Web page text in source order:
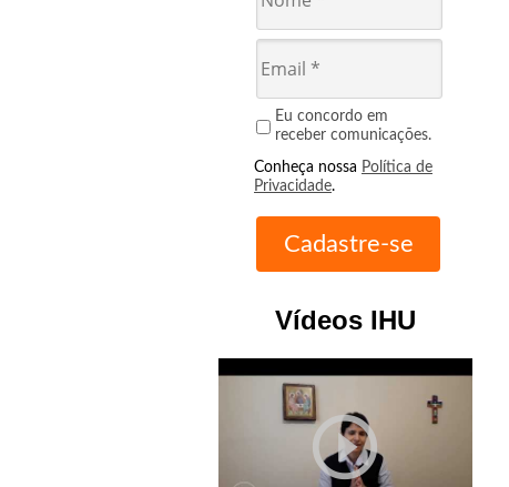
Eu concordo em
receber comunicações.
Conheça nossa Política de
Privacidade.
Vídeos IHU
play_circle_outline